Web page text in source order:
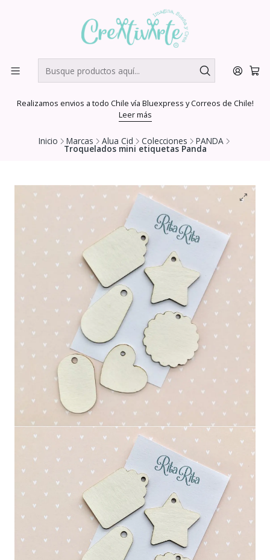
Realizamos envios a todo Chile vía Bluexpress y Correos de Chile!
Leer más
Inicio Marcas Alua Cid Colecciones PANDA
Troquelados mini etiquetas Panda